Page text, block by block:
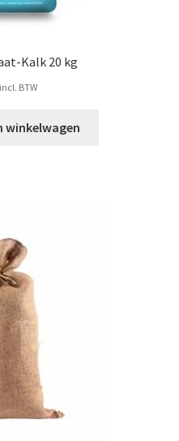
Kalk 20 kg
incl. BTW
winkelwagen